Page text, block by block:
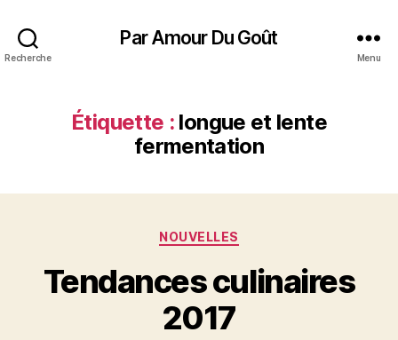
Recherche
Par Amour Du Goût
Menu
Étiquette : longue et lente
fermentation
Catégories
NOUVELLES
Tendances culinaires
2017